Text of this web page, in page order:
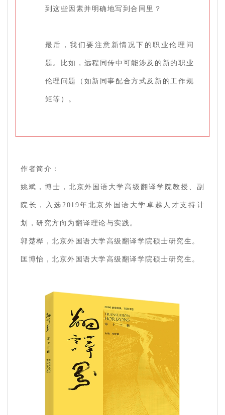
到这些因素并明确地写到合同里？
最后，我们要注意新情况下的职业伦理问
题。比如，远程同传中可能涉及的新的职业
伦理问题（如新同事配合方式及新的工作规
矩等）。
作者简介：
姚斌，博士，北京外国语大学高级翻译学院教授、副
院长，入选2019年北京外国语大学卓越人才支持计
划，研究方向为翻译理论与实践。
郭楚桦，北京外国语大学高级翻译学院硕士研究生。
匡博怡，北京外国语大学高级翻译学院硕士研究生。